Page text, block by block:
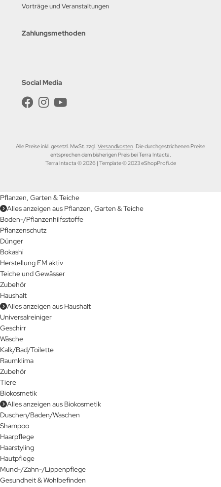
Vorträge und Veranstaltungen
Zahlungsmethoden
Social Media
Alle Preise inkl. gesetzl. MwSt. zzgl. Versandkosten. Die durchgestrichenen Preise
entsprechen dem bisherigen Preis bei Terra Intacta.
Terra Intacta © 2026 | Template © 2023 eShopProfi.de
Pflanzen, Garten & Teiche
Alles anzeigen aus Pflanzen, Garten & Teiche
Boden-/Pflanzenhilfsstoffe
Pflanzenschutz
Dünger
Bokashi
Herstellung EM aktiv
Teiche und Gewässer
Zubehör
Haushalt
Alles anzeigen aus Haushalt
Universalreiniger
Geschirr
Wäsche
Kalk/Bad/Toilette
Raumklima
Zubehör
Tiere
Biokosmetik
Alles anzeigen aus Biokosmetik
Duschen/Baden/Waschen
Shampoo
Haarpflege
Haarstyling
Hautpflege
Mund-/Zahn-/Lippenpflege
Gesundheit & Wohlbefinden